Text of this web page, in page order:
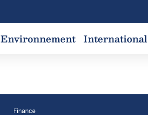
Environnement International
Finance